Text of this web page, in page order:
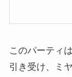
このパーティ
引き受け、ミ